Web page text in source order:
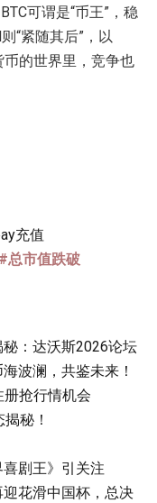
可谓是“币王”，稳
“紧随其后”，以
币的世界里，竞争也
充值
#总市值跌破
：达沃斯2026论坛
波澜，共鉴未来！
抢行情机会
秘！
剧王》引关注
花滑中国杯，总决